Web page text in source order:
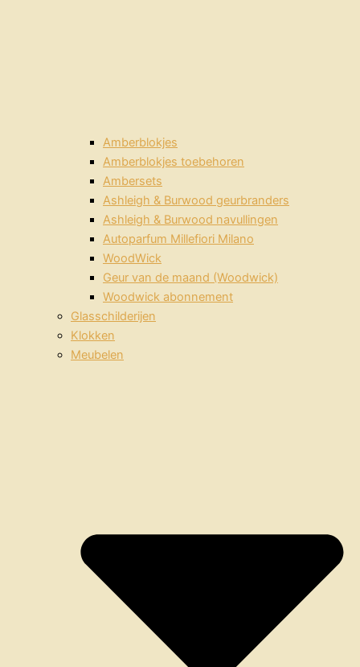
Amberblokjes
Amberblokjes toebehoren
Ambersets
Ashleigh & Burwood geurbranders
Ashleigh & Burwood navullingen
Autoparfum Millefiori Milano
WoodWick
Geur van de maand (Woodwick)
Woodwick abonnement
Glasschilderijen
Klokken
Meubelen